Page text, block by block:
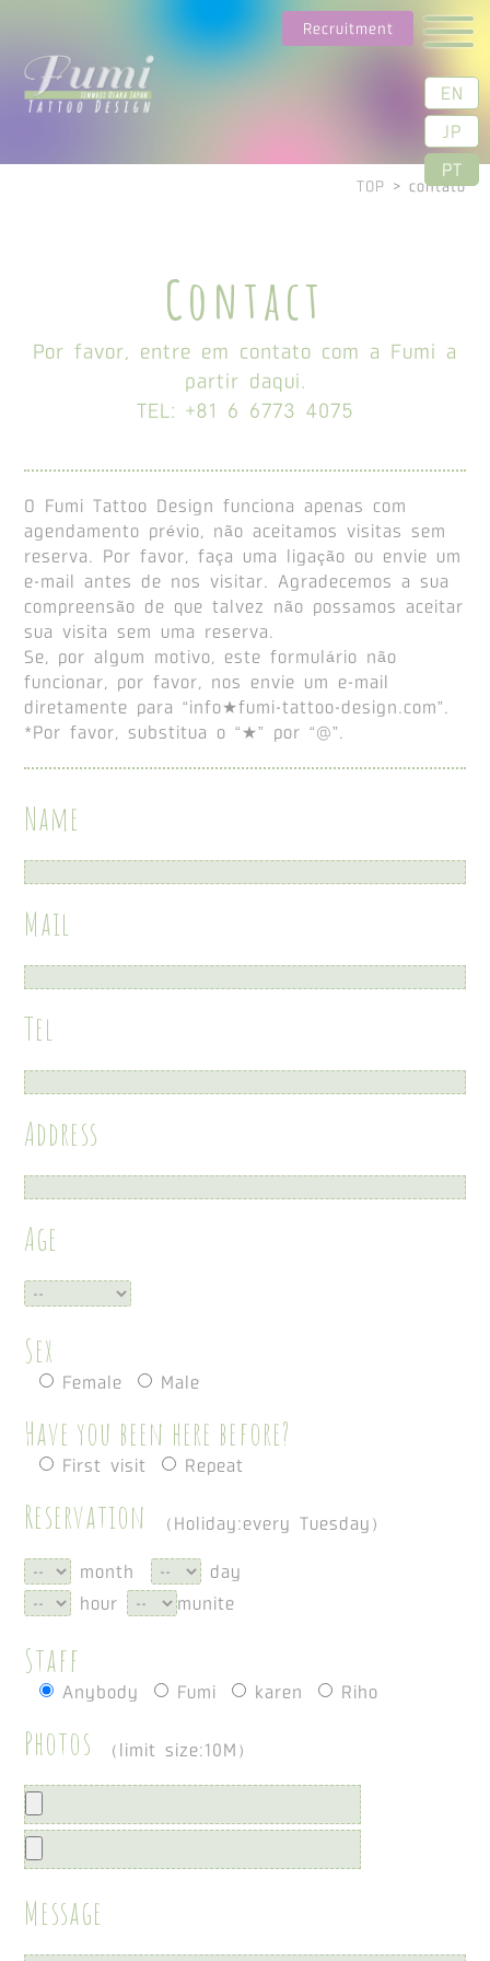
Recruitment
EN
JP
PT
TOP > contato
Contact
Por favor, entre em contato com a Fumi a
partir daqui.
TEL: +81 6 6773 4075
O Fumi Tattoo Design funciona apenas com
agendamento prévio, não aceitamos visitas sem
reserva. Por favor, faça uma ligação ou envie um
e-mail antes de nos visitar. Agradecemos a sua
compreensão de que talvez não possamos aceitar
sua visita sem uma reserva.
Se, por algum motivo, este formulário não
funcionar, por favor, nos envie um e-mail
diretamente para “info★fumi-tattoo-design.com”.
*Por favor, substitua o “★” por “@”.
Name
Mail
Tel
Address
Age
Sex
Female Male
Have you been here before?
First visit Repeat
Reservation （Holiday:every Tuesday）
month day
hour munite
Staff
Anybody Fumi karen Riho
Photos （limit size:10M）
Message